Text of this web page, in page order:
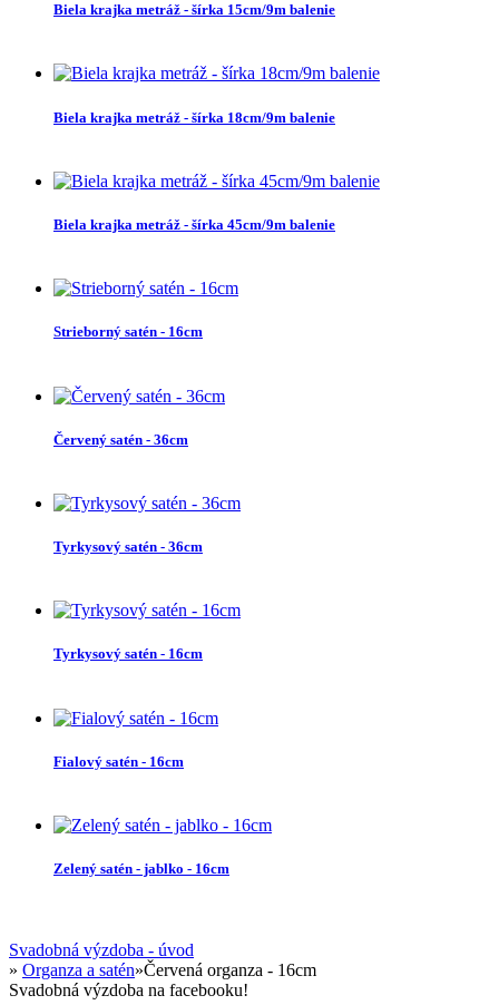
Biela krajka metráž - šírka 15cm/9m balenie
Biela krajka metráž - šírka 18cm/9m balenie
Biela krajka metráž - šírka 45cm/9m balenie
Strieborný satén - 16cm
Červený satén - 36cm
Tyrkysový satén - 36cm
Tyrkysový satén - 16cm
Fialový satén - 16cm
Zelený satén - jablko - 16cm
Svadobná výzdoba - úvod
» Organza a satén»Červená organza - 16cm
Svadobná výzdoba na facebooku!